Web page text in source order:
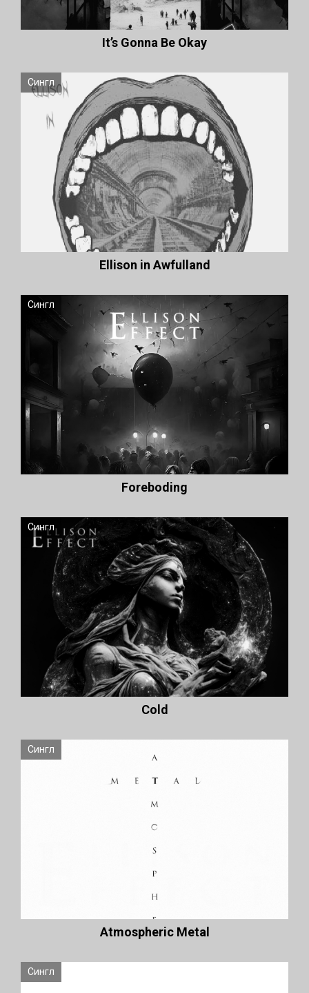
It’s Gonna Be Okay
Сингл
Ellison in Awfulland
Сингл
Foreboding
Сингл
Cold
Сингл
Atmospheric Metal
Сингл